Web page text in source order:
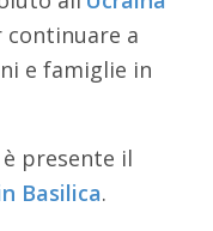
continuare a
e famiglie in
presente il
Basilica.